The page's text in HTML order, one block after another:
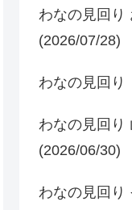
わなの見回り
(2026/07/28)
わなの見回り
わなの見回り
(2026/06/30)
わなの見回